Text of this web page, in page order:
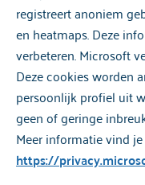
registreert anoniem
en heatmaps. Deze
verbeteren. Microsoft
Deze cookies worden
persoonlijk profiel uit
geen of geringe
Meer informatie vind
https://